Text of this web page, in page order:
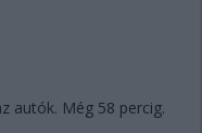
autók. Még 58 percig.